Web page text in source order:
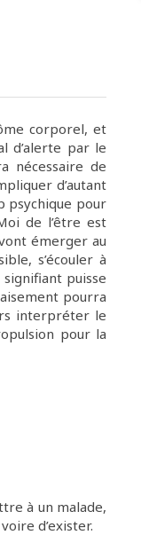
corporel, et
d’alerte par le
nécessaire de
d’autant
psychique pour
de l’être est
émerger au
s’écouler à
puisse
pourra
interpréter le
pour la
à un malade,
d’exister.